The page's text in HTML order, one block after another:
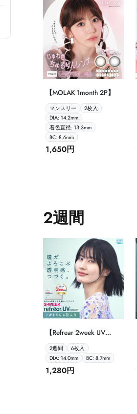
【MOLAK 1month 2P】
マンスリー
2枚入
DIA: 14.2mm
着色直径: 13.3mm
BC: 8.6mm
1,650円
2週間
【Refrear 2week UV
6P】
2週間
6枚入
DIA: 14.0mm
BC: 8.7mm
1,280円